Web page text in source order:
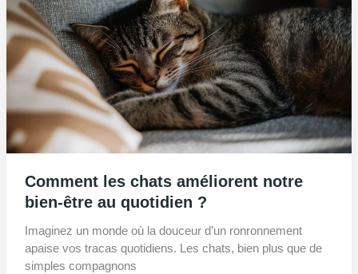
Comment les chats améliorent notre
bien-être au quotidien ?
Imaginez un monde où la douceur d’un ronronnement
apaise vos tracas quotidiens. Les chats, bien plus que de
simples compagnons